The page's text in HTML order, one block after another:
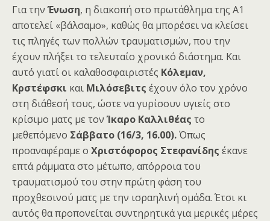
Για τηνΈνωση, η διακοπή στο πρωτάθλημα της Α1
αποτελεί «βάλσαμο», καθώς θα μπορέσει να κλείσει
τις πληγές των πολλών τραυματισμών, που την
έχουν πλήξει το τελευταίο χρονικό διάστημα. Και
αυτό γιατί οι καλαθοσφαιριστές Κόλεμαν,
Κρστέφσκι και Μιλόσεβιτς έχουν όλο τον χρόνο
στη διάθεσή τους, ώστε να γυρίσουν υγιείς στο
κρίσιμο ματς με τονΊκαρο Καλλιθέας το
μεθεπόμενο Σάββατο (16/3, 16.00).Όπως
προαναφέραμε ο Χριστόφορος Στεφανίδης έκανε
επτά ράμματα στο μέτωπο, απόρροια του
τραυματισμού του στην πρώτη φάση του
προχθεσινού ματς με την ισραηλινή ομάδα. Έτσι κι
αυτός θα προπονείται συντηρητικά για μερικές μέρες